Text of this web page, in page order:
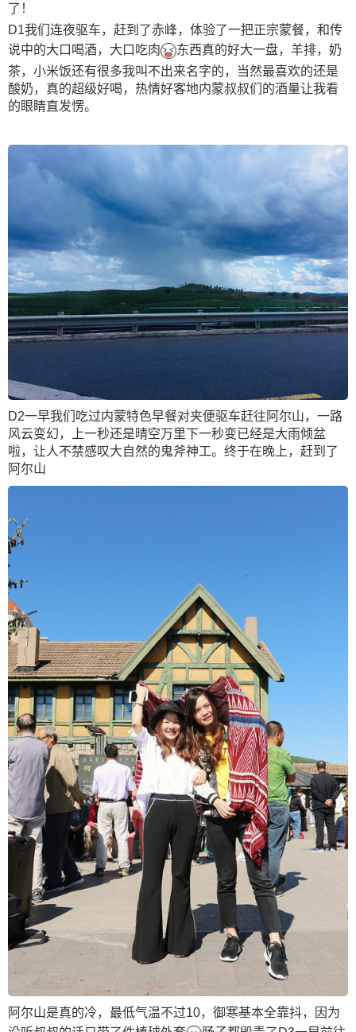
了！
D1我们连夜驱车，赶到了赤峰，体验了一把正宗蒙餐，和传
说中的大口喝酒，大口吃肉
东西真的好大一盘，羊排，奶
茶，小米饭还有很多我叫不出来名字的，当然最喜欢的还是
酸奶，真的超级好喝，热情好客地内蒙叔叔们的酒量让我看
的眼睛直发愣。
D2一早我们吃过内蒙特色早餐对夹便驱车赶往阿尔山，一路
风云变幻，上一秒还是晴空万里下一秒变已经是大雨倾盆
啦，让人不禁感叹大自然的鬼斧神工。终于在晚上，赶到了
阿尔山
阿尔山是真的冷，最低气温不过10，御寒基本全靠抖，因为